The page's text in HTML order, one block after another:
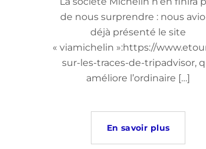
de nous surprendre : nous
déjà présenté le site
« viamichelin »:https://
sur-les-traces-de-tripadvisor,
améliore l’ordinaire […]
En savoir plus